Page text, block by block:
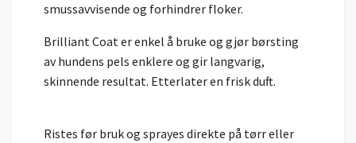
smussavvisende og forhindrer floker.
Brilliant Coat er enkel å bruke og gjør børsting
av hundens pels enklere og gir langvarig,
skinnende resultat. Etterlater en frisk duft.
Ristes før bruk og sprayes direkte på tørr eller